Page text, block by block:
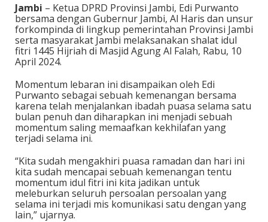
Jambi – Ketua DPRD Provinsi Jambi, Edi Purwanto
bersama dengan Gubernur Jambi, Al Haris dan unsur
forkompinda di lingkup pemerintahan Provinsi Jambi
serta masyarakat Jambi melaksanakan shalat idul
fitri 1445 Hijriah di Masjid Agung Al Falah, Rabu, 10
April 2024.
Momentum lebaran ini disampaikan oleh Edi
Purwanto sebagai sebuah kemenangan bersama
karena telah menjalankan ibadah puasa selama satu
bulan penuh dan diharapkan ini menjadi sebuah
momentum saling memaafkan kekhilafan yang
terjadi selama ini.
“Kita sudah mengakhiri puasa ramadan dan hari ini
kita sudah mencapai sebuah kemenangan tentu
momentum idul fitri ini kita jadikan untuk
meleburkan seluruh persoalan persoalan yang
selama ini terjadi mis komunikasi satu dengan yang
lain,” ujarnya.